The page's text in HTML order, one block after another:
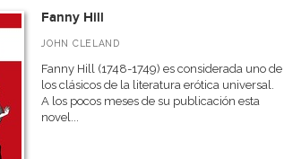
Fanny Hill
JOHN CLELAND
Fanny Hill (1748-1749) es considerada uno de
los clásicos de la literatura erótica universal.
A los pocos meses de su publicación esta
novel...